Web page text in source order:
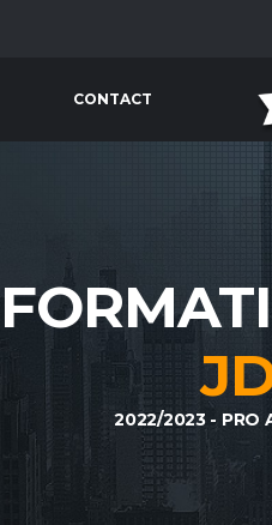
CONTACT
2022/2023 - PRO